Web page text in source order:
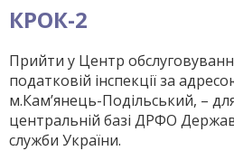
КРОК-2
Прийти у Центр
податковій інспекції за
м.Кам’янець-Подільський, –
центральній базі ДРФО
служби України.